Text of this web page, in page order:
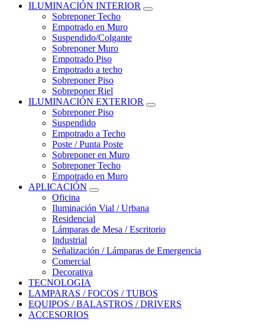
ILUMINACIÓN INTERIOR
Sobreponer Techo
Empotrado en Muro
Suspendido/Colgante
Sobreponer Muro
Empotrado Piso
Empotrado a techo
Sobreponer Piso
Sobreponer Riel
ILUMINACIÓN EXTERIOR
Sobreponer Piso
Suspendido
Empotrado a Techo
Poste / Punta Poste
Sobreponer en Muro
Sobreponer Techo
Empotrado en Muro
APLICACIÓN
Oficina
Iluminación Vial / Urbana
Residencial
Lámparas de Mesa / Escritorio
Industrial
Señalización / Lámparas de Emergencia
Comercial
Decorativa
TECNOLOGIA
LAMPARAS / FOCOS / TUBOS
EQUIPOS / BALASTROS / DRIVERS
ACCESORIOS